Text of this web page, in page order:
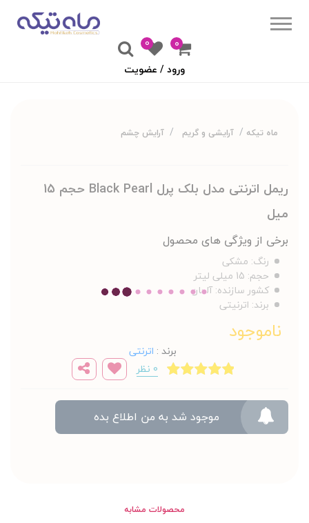
۰
0
ورود / عضویت
ماه تیکه آرایشی و گریم آرایش چشم
ریمل اترنتی مدل بلک پرل Black Pearl حجم 15
میل
برخی از ویژگی های محصول
رنگ: مشکی
حجم: 15 میلی لیتر
کشور سازنده: آلمان
برند: اترنیتی
ناموجود
برند : اترنتی
0 نظر
موجود شد به من اطلاع بده
محصولات مشابه